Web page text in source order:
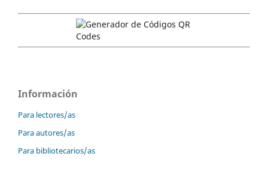
Información
Para lectores/as
Para autores/as
Para bibliotecarios/as